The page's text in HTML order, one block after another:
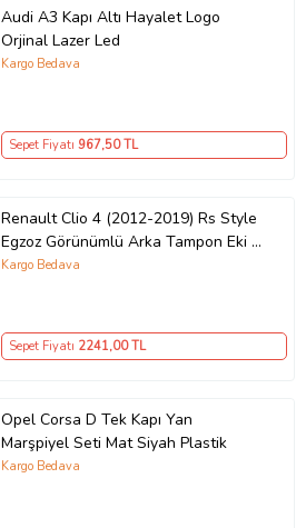
Audi A3 Kapı Altı Hayalet Logo
Orjinal Lazer Led
Kargo Bedava
Sepet Fiyatı 967,50 TL
Renault Clio 4 (2012-2019) Rs Style
Egzoz Görünümlü Arka Tampon Eki -
Difüzör (Plastik)
Kargo Bedava
Sepet Fiyatı 2241,00 TL
Opel Corsa D Tek Kapı Yan
Marşpiyel Seti Mat Siyah Plastik
Kargo Bedava